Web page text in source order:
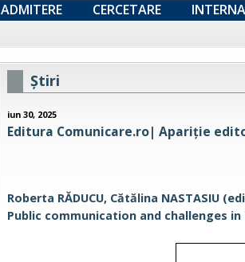
ADMITERE CERCETARE
Ştiri
iun 30, 2025
Editura Comunicare.ro| Apariție
Roberta RĂDUCU, Cătălina NASTASIU
Public communication and challenges